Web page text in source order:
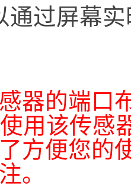
通过屏幕
器的端口
用该传感
方便您的
。